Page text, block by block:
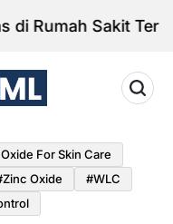
Rumah Sakit
For Skin Care
Oxide
#WLC